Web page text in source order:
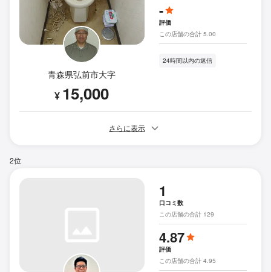
青森県弘前市大字
¥ 15,000
-
評価
この店舗の合計 5.00
24時間以内の返信
さらに表示
2位
1
口コミ数
この店舗の合計 129
4.87
評価
この店舗の合計 4.95